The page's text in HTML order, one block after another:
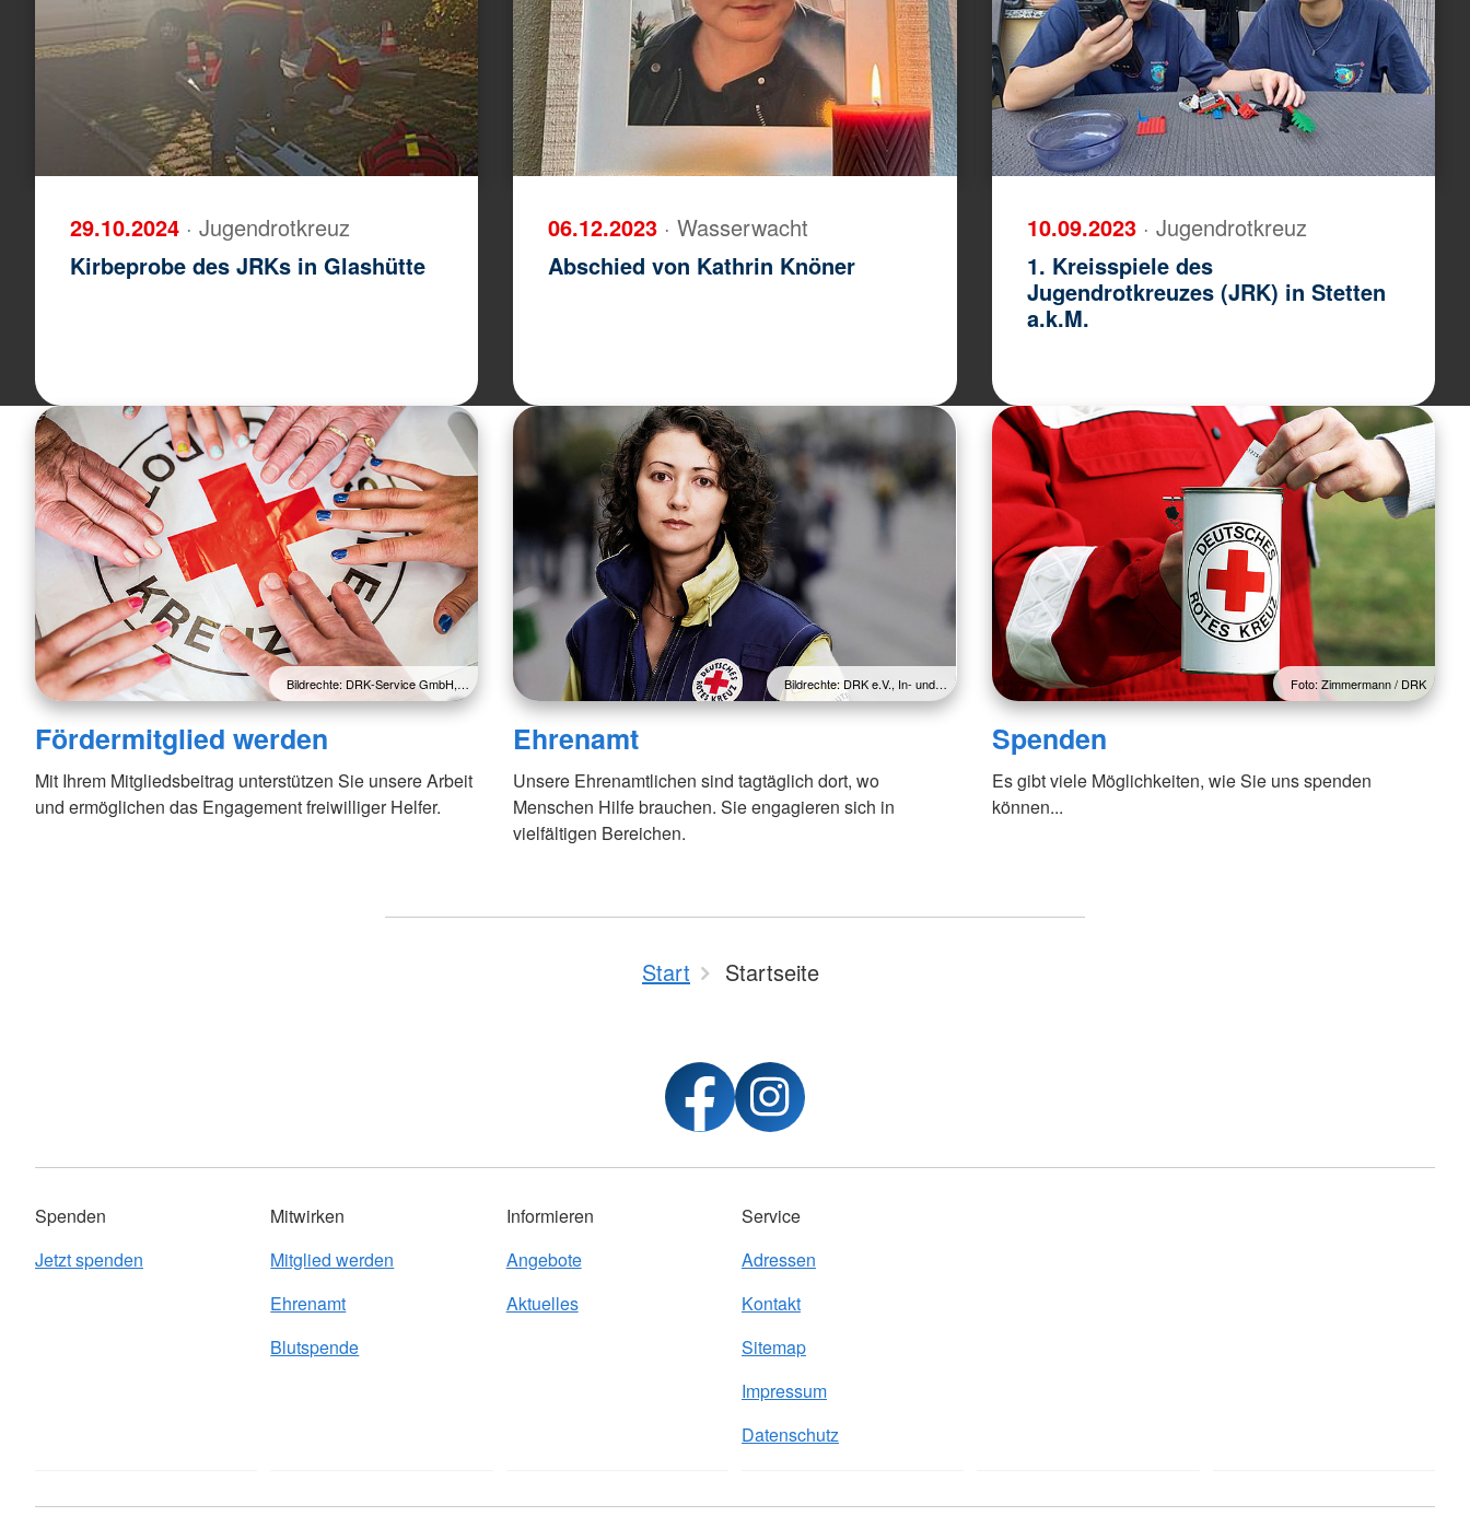
29.10.2024 · Jugendrotkreuz
Kirbeprobe des JRKs in Glashütte
06.12.2023 · Wasserwacht
Abschied von Kathrin Knöner
10.09.2023 · Jugendrotkreuz
1. Kreisspiele des
Jugendrotkreuzes (JRK) in Stetten
a.k.M.
Bildrechte: DRK-Service GmbH,…
Fördermitglied werden
Mit Ihrem Mitgliedsbeitrag unterstützen Sie unsere Arbeit
und ermöglichen das Engagement freiwilliger Helfer.
Bildrechte: DRK e.V., In- und…
Ehrenamt
Unsere Ehrenamtlichen sind tagtäglich dort, wo
Menschen Hilfe brauchen. Sie engagieren sich in
vielfältigen Bereichen.
Foto: Zimmermann / DRK
Spenden
Es gibt viele Möglichkeiten, wie Sie uns spenden
können...
Start Startseite
Spenden
Jetzt spenden
Mitwirken
Mitglied werden
Ehrenamt
Blutspende
Informieren
Angebote
Aktuelles
Service
Adressen
Kontakt
Sitemap
Impressum
Datenschutz